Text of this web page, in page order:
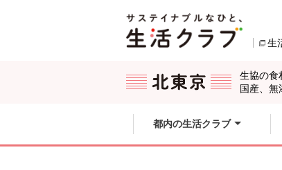
生
生協の食
国産、無
都内の生活クラブ